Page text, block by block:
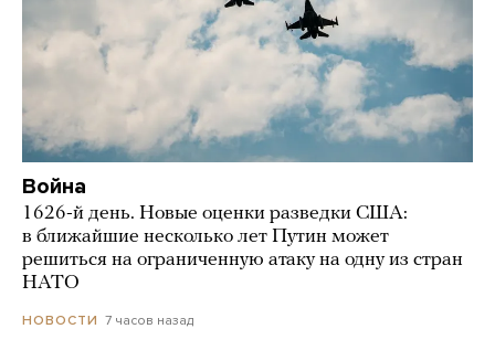
Война
1626-й день. Новые оценки разведки США:
в ближайшие несколько лет Путин может
решиться на ограниченную атаку на одну из стран
НАТО
НОВОСТИ 7 часов назад